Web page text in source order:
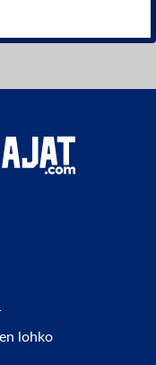
lohko